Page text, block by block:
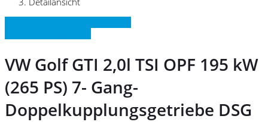
VW Golf GTI 2,0l TSI OPF 195 kW
(265 PS) 7- Gang-
Doppelkupplungsgetriebe DSG